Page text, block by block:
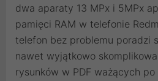
dwa aparaty 13 MPx i 5MPx
pamięci RAM w telefonie
telefon bez problemu poradzi
nawet wyjątkowo
rysunków w PDF ważących